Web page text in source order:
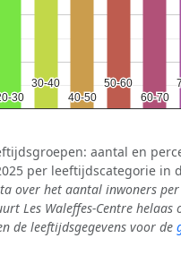
30
30
30-40
30-40
40-50
40-50
50-60
50-60
60-70
60-70
aantal en
per leeftijdscategorie in
over het aantal inwoners
Les Waleffes-Centre helaas
de leeftijdsgegevens voor de